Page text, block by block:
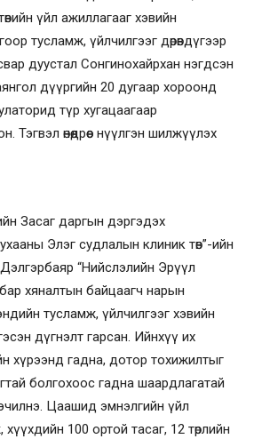
үйл ажиллагааг хэвийн
тусламж, үйлчилгээг дөрөвдүгээр
дуустал Сонгинохайрхан нэгдсэн
дүүргийн 20 дугаар хороонд
түр хугацаагаар
өнөөдрөөс нүүлгэн шилжүүлэх
Засаг даргын дэргэдэх
Элэг судлалын клиник төв”-ийн
“Нийслэлийн Эрүүл
хяналтын байцаагч нарын
тусламж, үйлчилгээг хэвийн
дүгнэлт гарсан. Ийнхүү их
хүрээнд гадна, дотор тохижилтыг
болгохоос гадна шаардлагатай
Цаашид эмнэлгийн үйл
хүүхдийн 100 ортой тасаг, 12 төрлийн